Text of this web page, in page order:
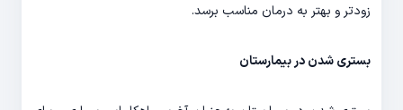
زودتر و بهتر به درمان مناسب برسد.
بستری شدن در بیمارستان